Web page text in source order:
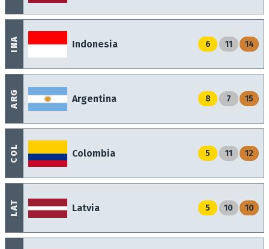
ARG Argentina 8 7 15
COL Colombia 5 11 12
INA Indonesia 6 11 14
LAT Latvia 5 10 10